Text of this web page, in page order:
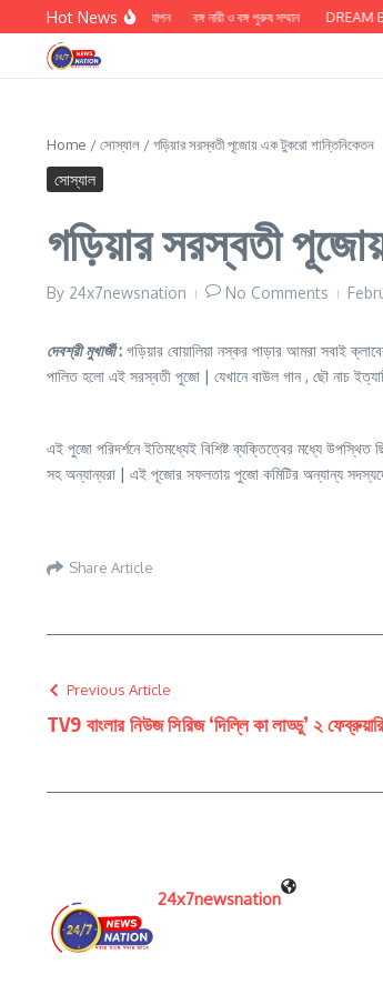
Skip to content
Hot News
জয়সওয়ালের মৃত্যু বার্ষিকি উদযাপন বঙ্গ নারী ও বঙ্গ পুরুষ সম্মান DREAM
Home /সোস্যাল /গড়িয়ার সরস্বতী পূজোয় এক টুকরো শান্তিনিকেতন
সোস্যাল
গড়িয়ার সরস্বতী
By 24x7newsnation No Comments
দেবশ্রী মুখার্জী: গড়িয়ার বোয়ালিয়া নস্কর পাড়ার আমরা সবাই
পালিত হলো এই সরস্বতী পুজো | যেখানে বাউল গান , ছৌ নাচ
এই পুজো পরিদর্শনে ইতিমধ্যেই বিশিষ্ট ব্যক্তিত্বের মধ্যে
সহ অন্যান্যরা | এই পূজোর সফলতায় পুজো কমিটির অন্যান্য সদস্যদের
Share Article
Previous Article
TV9 বাংলার নিউজ সিরিজ ‘দিল্লি কা লাড্ডু’ ২
24x7newsnation